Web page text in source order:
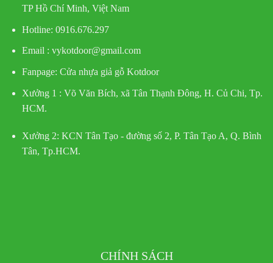
TP Hồ Chí Minh, Việt Nam
Hotline: 0916.676.297
Email : vykotdoor@gmail.com
Fanpage: Cửa nhựa giả gỗ Kotdoor
Xưởng 1 : Võ Văn Bích, xã Tân Thạnh Đông, H. Củ Chi, Tp.
HCM.
Xưởng 2: KCN Tân Tạo - đường số 2, P. Tân Tạo A, Q. Bình
Tân, Tp.HCM.
CHÍNH SÁCH